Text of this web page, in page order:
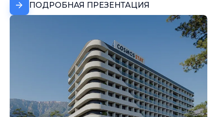
ПОДРОБНАЯ ПРЕЗЕНТАЦИЯ